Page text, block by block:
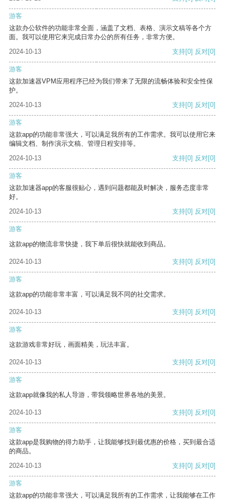
游客
这款办公软件的功能非常全面，涵盖了文档、表格、演示文稿等各个方
面。我可以使用它来完成日常办公的所有任务，非常方便。
2024-10-13
支持[0] 反对[0]
游客
这款加速器VPM应用程序已经为我们带来了无限的流畅体验和安全性保
护。
2024-10-13
支持[0] 反对[0]
游客
这款app的功能非常强大，可以满足我所有的工作需求。我可以使用它来
编辑文档、制作演示文稿、管理日程安排等。
2024-10-13
支持[0] 反对[0]
游客
这款加速器app的客服很贴心，遇到问题都能及时解决，服务态度非常
好。
2024-10-13
支持[0] 反对[0]
游客
这款app的物流非常快捷，我下单后很快就能收到商品。
2024-10-13 支持[0] 反对[0]
游客
这款app的功能非常丰富，可以满足我不同的社交需求。
2024-10-13 支持[0] 反对[0]
游客
这款游戏非常好玩，画面精美，玩法丰富。
2024-10-13 支持[0] 反对[0]
游客
这款app就像我的私人导游，带我领略世界各地的美景。
2024-10-13 支持[0] 反对[0]
游客
这款app是我购物的得力助手，让我能够找到最优惠的价格，买到最合适
的商品。
2024-10-13
支持[0] 反对[0]
游客
这款app的功能非常强大，可以满足我所有的工作需求，让我能够在工作